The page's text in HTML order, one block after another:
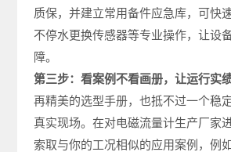
质保，并建立常用备件应急库，可快
不停水更换传感器等专业操作，让设
障。
第三步：看案例不看画册，让运行实
再精美的选型手册，也抵不过一个稳
真实现场。在对电磁流量计生产厂家
索取与你的工况相似的应用案例，例如